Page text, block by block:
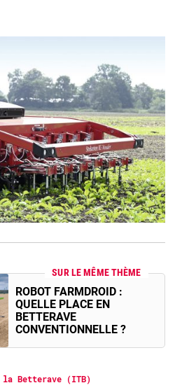
SUR LE MÊME THÈME
ROBOT FARMDROID :
QUELLE PLACE EN
BETTERAVE
CONVENTIONNELLE ?
Betterave (ITB)